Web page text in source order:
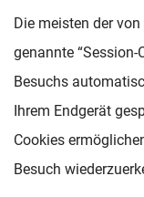
Die meisten der
genannte “Session-
Besuchs
Ihrem Endgerät
Cookies
Besuch